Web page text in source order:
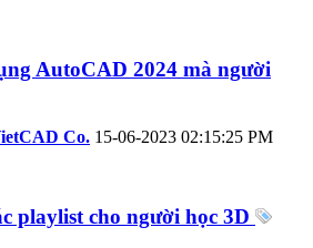
AutoCAD 2024 mà người
Co. 15-06-2023 02:15:25 PM
playlist cho người học 3D